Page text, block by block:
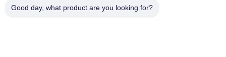
Good day, what product are you looking for?